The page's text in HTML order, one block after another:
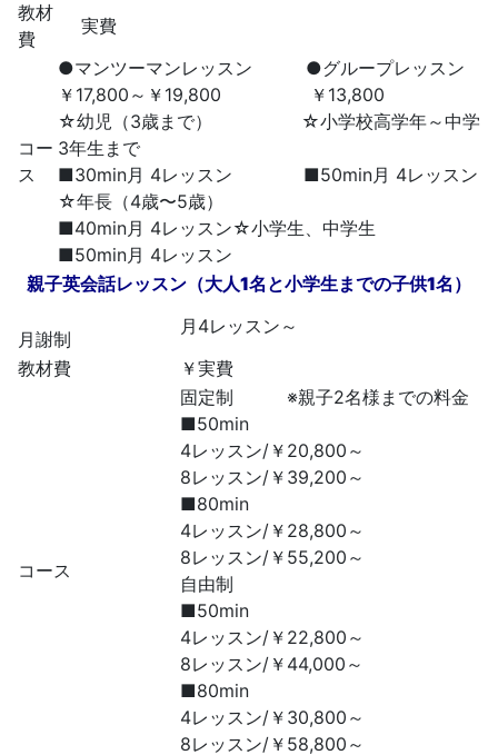
教材
費
実費
コー
ス
●マンツーマンレッスン ●グループレッスン
￥17,800～￥19,800 ￥13,800
☆幼児（3歳まで） ☆小学校高学年～中学
3年生まで
■30min月 4レッスン ■50min月 4レッスン
☆年長（4歳〜5歳）
■40min月 4レッスン☆小学生、中学生
■50min月 4レッスン
親子英会話レッスン（大人1名と小学生までの子供1名）
月謝制
月4レッスン～
教材費
￥実費
コース
固定制 ※親子2名様までの料金
■50min
4レッスン/￥20,800～
8レッスン/￥39,200～
■80min
4レッスン/￥28,800～
8レッスン/￥55,200～
自由制
■50min
4レッスン/￥22,800～
8レッスン/￥44,000～
■80min
4レッスン/￥30,800～
8レッスン/￥58,800～